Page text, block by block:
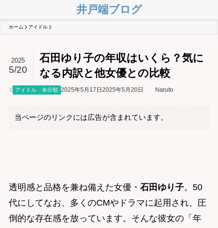
井戸端ブログ
ホーム アイドル
石田ゆり子の年収はいくら？気に
なる内訳と他女優との比較
2025
5/20
アイドル 未分類 2025年5月17日2025年5月20日 Naruto
当ページのリンクには広告が含まれています。
透明感と品格を兼ね備えた女優・ 石田ゆり子。50
代にしてなお、多くのCMやドラマに起用され、圧
倒的な存在感を放っています。そんな彼女の「年